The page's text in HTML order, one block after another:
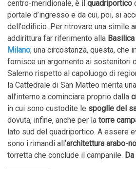
centro-meridionale, è il quadriportico
portale d’ingresso e da cui, poi, si
dell’edificio. Per ritrovare una simile
addirittura far riferimento alla Basilica
Milano; una circostanza, questa, che
fornisce un argomento ai sostenitori
Salerno rispetto al capoluogo di
la Cattedrale di San Matteo merita
all’interno a cominciare proprio dalla
in cui sono custodite le spoglie del
dovuta, infine, anche per la torre
lato sud del quadriportico. A essere
sono i rimandi all’architettura arabo-
torretta che conclude il campanile.